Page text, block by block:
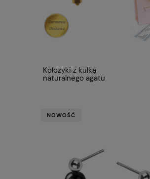
Kolczyki z kulką
naturalnego agatu
NOWOŚĆ